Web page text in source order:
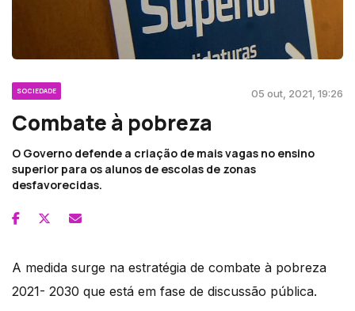
SOCIEDADE 05 out, 2021, 19:26
Combate à pobreza
O Governo defende a criação de mais vagas no ensino
superior para os alunos de escolas de zonas
desfavorecidas.
A medida surge na estratégia de combate à pobreza
2021- 2030 que está em fase de discussão pública.